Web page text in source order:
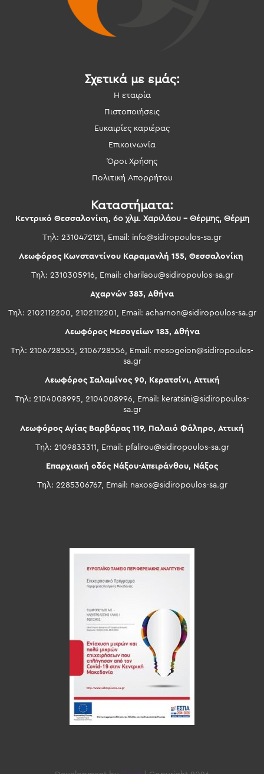
Σχετικά με εμάς:
Η εταιρία
Πιστοποιήσεις
Ευκαιρίες καριέρας
Επικοινωνία
Όροι Χρήσης
Πολιτική Απορρήτου
Καταστήματα:
Κεντρικό Θεσσαλονίκη, 6ο χλμ. Χαριλάου – Θέρμης, Θέρμη
Τηλ: 2310472121, Email: info@sidiropoulos-sa.gr
Λεωφόρος Κωνσταντίνου Καραμανλή 155, Θεσσαλονίκη
Τηλ: 2310305916, Email: charilaou@sidiropoulos-sa.gr
Αχαρνών 383, Αθήνα
Τηλ: 2102112200, 2102112201, Email: acharnon@sidiropoulos-sa.gr
Λεωφόρος Μεσογείων 183, Αθήνα
Τηλ: 2106728555, 2106728556, Email: mesogeion@sidiropoulos-
sa.gr
Λεωφόρος Σαλαμίνος 90, Κερατσίνι, Αττική
Τηλ: 2104008995, 2104008996, Email: keratsini@sidiropoulos-
sa.gr
Λεωφόρος Αγίας Βαρβάρας 119, Παλαιό Φάληρο, Αττική
Τηλ: 2109833311, Email: pfalirou@sidiropoulos-sa.gr
Επαρχιακή οδός Νάξου-Απειράνθου, Νάξος
Τηλ: 2285306767, Email: naxos@sidiropoulos-sa.gr